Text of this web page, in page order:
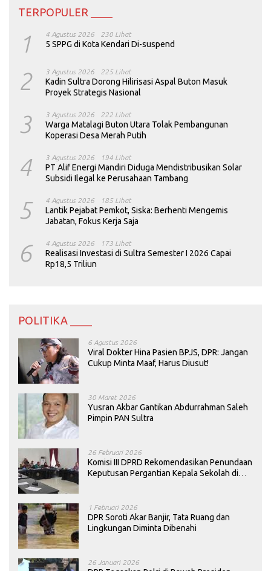
TERPOPULER ____
1 4 Agustus 2026 230 Lihat
5 SPPG di Kota Kendari Di-suspend
2 3 Agustus 2026 225 Lihat
Kadin Sultra Dorong Hilirisasi Aspal Buton Masuk
Proyek Strategis Nasional
3 3 Agustus 2026 222 Lihat
Warga Matalagi Buton Utara Tolak Pembangunan
Koperasi Desa Merah Putih
4 3 Agustus 2026 194 Lihat
PT Alif Energi Mandiri Diduga Mendistribusikan Solar
Subsidi Ilegal ke Perusahaan Tambang
5 4 Agustus 2026 185 Lihat
Lantik Pejabat Pemkot, Siska: Berhenti Mengemis
Jabatan, Fokus Kerja Saja
6 4 Agustus 2026 173 Lihat
Realisasi Investasi di Sultra Semester I 2026 Capai
Rp18,5 Triliun
POLITIKA ____
6 Agustus 2026
Viral Dokter Hina Pasien BPJS, DPR: Jangan
Cukup Minta Maaf, Harus Diusut!
30 Maret 2026
Yusran Akbar Gantikan Abdurrahman Saleh
Pimpin PAN Sultra
26 Februari 2026
Komisi III DPRD Rekomendasikan Penundaan
Keputusan Pergantian Kepala Sekolah di
1 Februari 2026
DPR Soroti Akar Banjir, Tata Ruang dan
Lingkungan Diminta Dibenahi
26 Januari 2026